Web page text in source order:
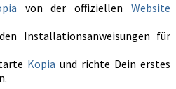
von der offiziellenWebsite
Installationsanweisungen für
Kopia und richte Dein erstes